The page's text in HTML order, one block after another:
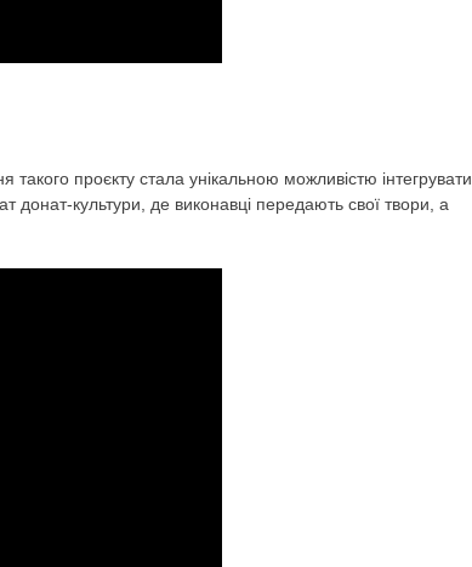
проєкту стала унікальною можливістю інтегрувати
культури, де виконавці передають свої твори, а